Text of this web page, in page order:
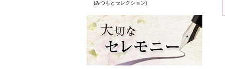
(みつもとセレクション)